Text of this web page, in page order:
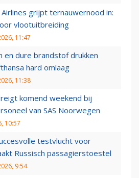
grijpt ternauwernood in:
vlootuitbreiding
11:47
en dure brandstof drukken
hard omlaag
11:38
komend weekend bij
van SAS Noorwegen
10:57
testvlucht voor
Russisch passagierstoestel
9:54